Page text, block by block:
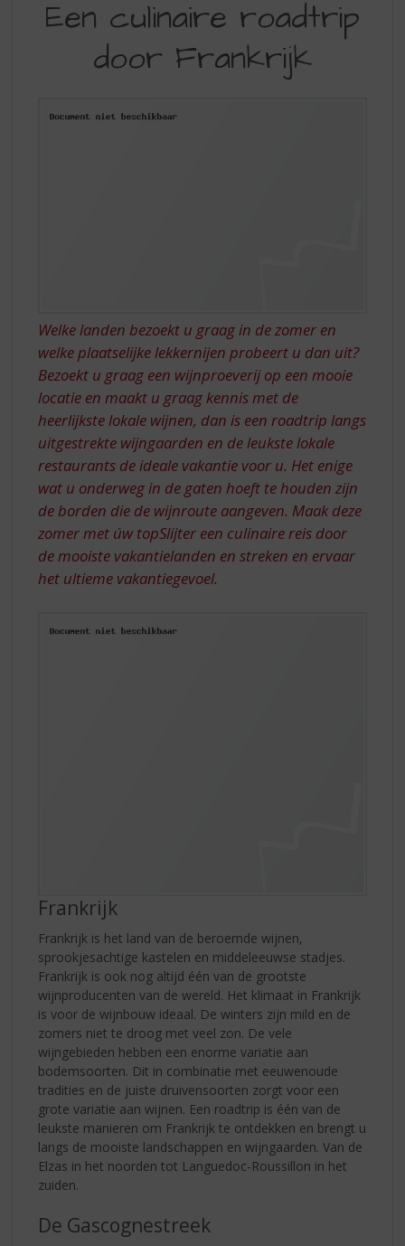
CULINAIRE
ROADTRIP
FRANKRIJK
Een culinaire roadtrip
door Frankrijk
Welke landen bezoekt u graag in de zomer en
welke plaatselijke lekkernijen probeert u dan uit?
Bezoekt u graag een wijnproeverij op een mooie
locatie en maakt u graag kennis met de
heerlijkste lokale wijnen, dan is een roadtrip langs
uitgestrekte wijngaarden en de leukste lokale
restaurants de ideale vakantie voor u. Het enige
wat u onderweg in de gaten hoeft te houden zijn
de borden die de wijnroute aangeven. Maak deze
zomer met úw topSlijter een culinaire reis door
de mooiste vakantielanden en streken en ervaar
het ultieme vakantiegevoel.
Frankrijk
Frankrijk is het land van de beroemde wijnen,
sprookjesachtige kastelen en middeleeuwse stadjes.
Frankrijk is ook nog altijd één van de grootste
wijnproducenten van de wereld. Het klimaat in Frankrijk
is voor de wijnbouw ideaal. De winters zijn mild en de
zomers niet te droog met veel zon. De vele
wijngebieden hebben een enorme variatie aan
bodemsoorten. Dit in combinatie met eeuwenoude
tradities en de juiste druivensoorten zorgt voor een
grote variatie aan wijnen. Een roadtrip is één van de
leukste manieren om Frankrijk te ontdekken en brengt u
langs de mooiste landschappen en wijngaarden. Van de
Elzas in het noorden tot Languedoc-Roussillon in het
zuiden.
De Gascognestreek